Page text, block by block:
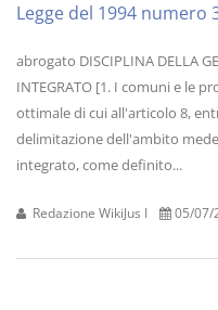
Legge del 1994 numero
abrogato DISCIPLINA DELLA
INTEGRATO [1. I comuni e le
ottimale di cui all'articolo 8,
delimitazione dell'ambito
integrato, come definito...
Redazione WikiJus I 05/07/